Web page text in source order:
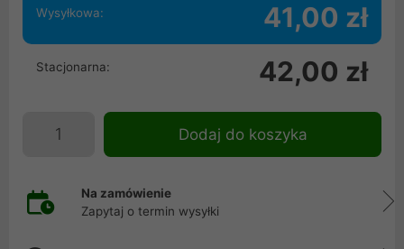
Wysyłkowa: 41,00 zł
Stacjonarna: 42,00 zł
Dodaj do koszyka
Na zamówienie
Zapytaj o termin wysyłki